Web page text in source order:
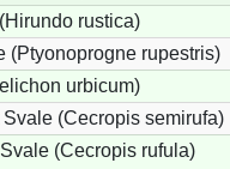
rustica)
(Ptyonoprogne rupestris)
urbicum)
(Cecropis semirufa)
(Cecropis rufula)